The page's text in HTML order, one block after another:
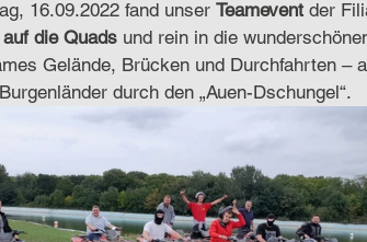
16.09.2022 fand unser Teamevent der
die Quads und rein in die
Gelände, Brücken und Durchfahrten –
durch den „Auen-Dschungel“.